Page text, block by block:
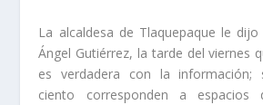
La alcaldesa de Tlaquepaque le
Ángel Gutiérrez, la tarde del viernes
es verdadera con la información;
ciento corresponden a espacios